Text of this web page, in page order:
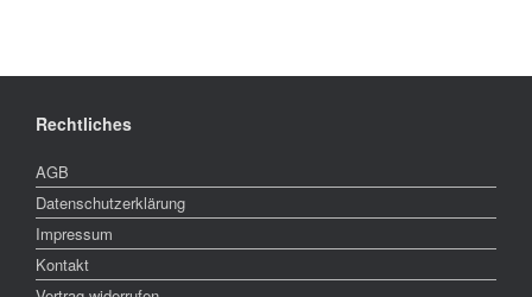
Rechtliches
AGB
Datenschutzerklärung
Impressum
Kontakt